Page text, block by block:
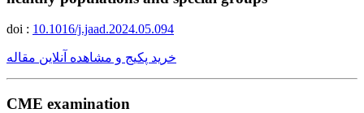
doi : 10.1016/j.jaad.2024.05.094
خرید پکیج و مشاهده آنلاین مقاله
CME examination